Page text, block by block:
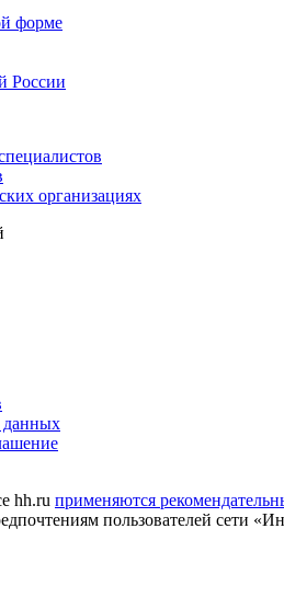
форме
России
организациях
данных
hh.ru применяются
пользователей сети